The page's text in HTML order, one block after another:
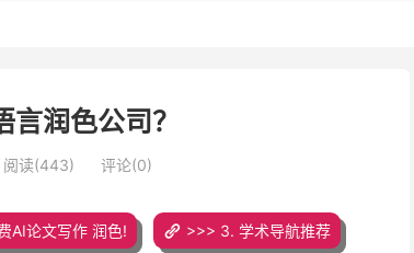
润色公司？
阅读(443) 评论(0)
AI论文写作 润色! >>> 3. 学术导航推荐